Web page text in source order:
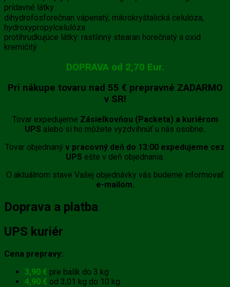
prídavné látky
dihydrofosforečnan vápenatý, mikrokryštalická celulóza,
hydroxypropylcelulóza
protihrudkujúce látky: rastlinný stearan horečnatý a oxid
kremičitý
DOPRAVA od 2,70 Eur.
Pri nákupe tovaru nad 55 € prepravné ZADARMO
v SR!
Tovar expedujeme Zásielkovňou (Packeta) a kuriérom
UPS alebo si ho môžete vyzdvihnúť u nás osobne.
Tovar objednaný v pracovný deň do 13:00 expedujeme cez
UPS ešte v deň objednania.
O aktuálnom stave Vašej objednávky vás budeme informovať
e-mailom.
Doprava a platba
UPS kuriér
Cena prepravy:
3,90 € pre balík do 3 kg
4,90 € od 3,01 kg do 10 kg